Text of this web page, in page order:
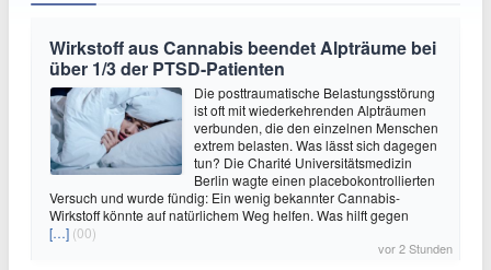
Wirkstoff aus Cannabis beendet Alpträume bei
über 1/3 der PTSD-Patienten
Die posttraumatische Belastungsstörung
ist oft mit wiederkehrenden Alpträumen
verbunden, die den einzelnen Menschen
extrem belasten. Was lässt sich dagegen
tun? Die Charité Universitätsmedizin
Berlin wagte einen placebokontrollierten
Versuch und wurde fündig: Ein wenig bekannter Cannabis-
Wirkstoff könnte auf natürlichem Weg helfen. Was hilft gegen
[…] (00)
vor 2 Stunden